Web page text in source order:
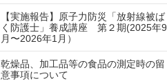
【実施報告】原子力防災「放射線被ば
く防護士」養成講座 第２期(2025年9
月〜2026年1月）
乾燥品、加工品等の食品の測定時の留
意事項について